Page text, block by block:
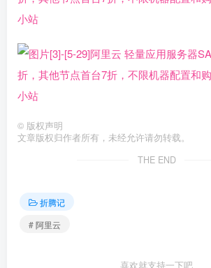
© 版权声明
文章版权归作者所有，未经允许请勿转载。
THE END
折腾记
# 阿里云
喜欢就支持一下吧